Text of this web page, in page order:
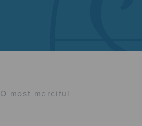
O most merciful